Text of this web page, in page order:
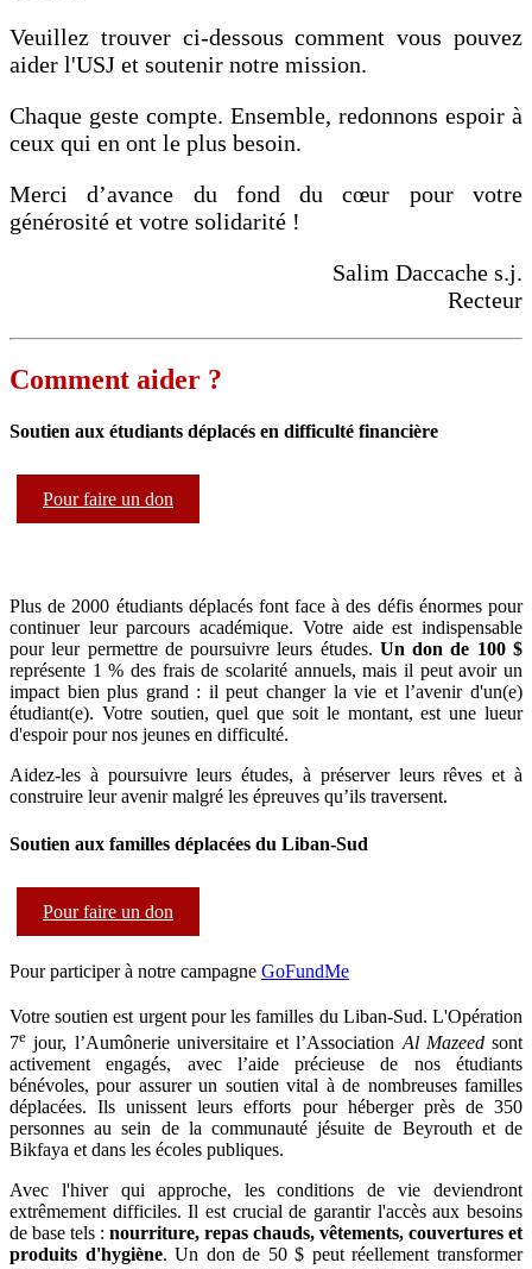
Veuillez trouver ci-dessous comment vous pouvez
aider l'USJ et soutenir notre mission.
Chaque geste compte. Ensemble, redonnons espoir à
ceux qui en ont le plus besoin.
Merci d’avance du fond du cœur pour votre
générosité et votre solidarité !
Salim Daccache s.j.
Recteur
Comment aider ?
Soutien aux étudiants déplacés en difficulté financière
Pour faire un don
Plus de 2000 étudiants déplacés font face à des défis énormes pour
continuer leur parcours académique. Votre aide est indispensable
pour leur permettre de poursuivre leurs études. Un don de 100 $
représente 1 % des frais de scolarité annuels, mais il peut avoir un
impact bien plus grand : il peut changer la vie et l’avenir d'un(e)
étudiant(e). Votre soutien, quel que soit le montant, est une lueur
d'espoir pour nos jeunes en difficulté.
Aidez-les à poursuivre leurs études, à préserver leurs rêves et à
construire leur avenir malgré les épreuves qu’ils traversent.
Soutien aux familles déplacées du Liban-Sud
Pour faire un don
Pour participer à notre campagne GoFundMe
Votre soutien est urgent pour les familles du Liban-Sud. L'Opération
7e jour, l’Aumônerie universitaire et l’Association Al Mazeedsont
activement engagés, avec l’aide précieuse de nos étudiants
bénévoles, pour assurer un soutien vital à de nombreuses familles
déplacées. Ils unissent leurs efforts pour héberger près de 350
personnes au sein de la communauté jésuite de Beyrouth et de
Bikfaya et dans les écoles publiques.
Avec l'hiver qui approche, les conditions de vie deviendront
extrêmement difficiles. Il est crucial de garantir l'accès aux besoins
de base tels : nourriture, repas chauds, vêtements, couvertures et
produits d'hygiène. Un don de 50 $ peut réellement transformer